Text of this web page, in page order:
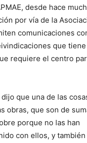
desde hace
por vía de la
comunicaciones
que
requiere el centro
que una de las
obras, que son de
porque no las han
con ellos, y